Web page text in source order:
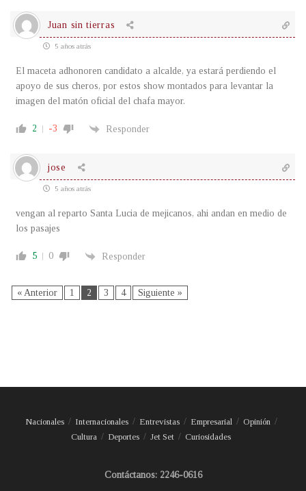
Juan sin tierras
5 años atrás
El maceta adhonoren candidato a alcalde, ya estará perdiendo el
apoyo de sus cheros, por estos show montados para levantar la
imagen del matón oficial del chafa mayor.
2 -3 Responder
jose
5 años atrás
vengan al reparto Santa Lucia de mejicanos, ahi andan en medio de
los pasajes
5 0 Responder
« Anterior 1 2 3 4 Siguiente »
Nacionales Internacionales Entrevistas Empresarial
Opinión
Cultura
Deportes Jet Set Curiosidades
Contáctanos: 2246-0616